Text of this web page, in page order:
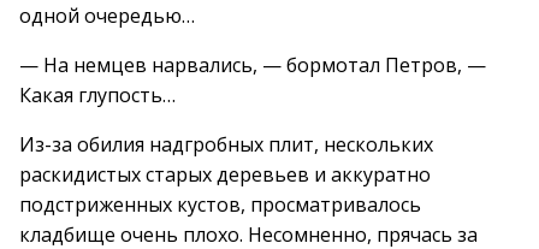
одной очередью…
— На немцев нарвались, — бормотал Петров, —
Какая глупость…
Из-за обилия надгробных плит, нескольких
раскидистых старых деревьев и аккуратно
подстриженных кустов, просматривалось
кладбище очень плохо. Несомненно, прячась за